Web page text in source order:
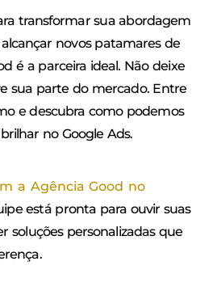
transformar sua abordagem
novos patamares de
é a parceira ideal. Não deixe
sua parte do mercado. Entre
e descubra como podemos
no Google Ads.
a Agência Good no
está pronta para ouvir suas
soluções personalizadas que